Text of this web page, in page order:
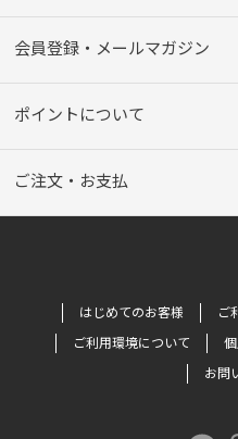
会員登録・メールマガジン
ポイントについて
ご注文・お支払
はじめてのお客様 ご
ご利用環境について
お問